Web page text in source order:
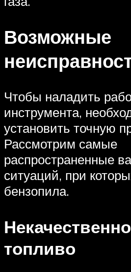
Возможные
Чтобы наладить
инструмента,
установить точную
Рассмотрим самые
распространенные
ситуаций, при
бензопила.
топливо